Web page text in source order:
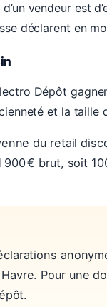
vendeur est
déclarent en
Dépôt
et la taille
du retail
€ brut, soit
Pour une